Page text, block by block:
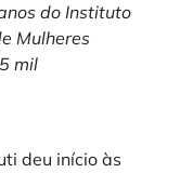
do Instituto
Mulheres
mil
deu início às